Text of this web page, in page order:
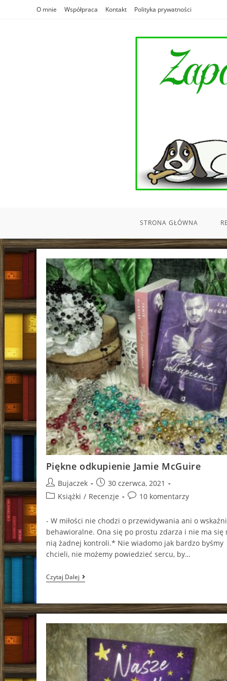
O mnie Współpraca Kontakt Polityka prywatności
STRONA GŁÓWNA
Piękne odkupienie Jamie McGuire
Post
author:
Bujaczek
Post
published:
30 czerwca, 2021
PostKsiążki / Recenzje
Post10 komentarzy
- W miłości nie chodzi o przewidywania ani o
behawioralne. Ona się po prostu zdarza i nie ma się
nią żadnej kontroli.* Nie wiadomo jak bardzo byśmy
chcieli, nie możemy powiedzieć sercu, by…
Czytaj DalejPiękne
Odkupienie
McGuire